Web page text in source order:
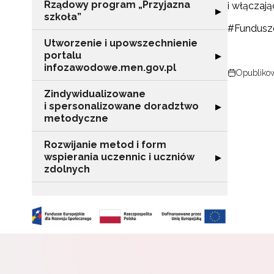
Rządowy program „Przyjazna
szkoła”
Rozwiń sekcję
▶
Utworzenie i upowszechnienie
portalu
infozawodowe.men.gov.pl
Rozwiń sekcję
▶
Zindywidualizowane
i spersonalizowane doradztwo
metodyczne
Rozwiń sekcję
▶
Rozwijanie metod i form
wspierania uczennic i uczniów
zdolnych
Rozwiń sekcję
▶
i
o